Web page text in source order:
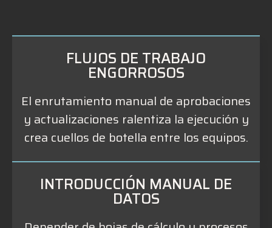
FLUJOS DE TRABAJO
ENGORROSOS
El enrutamiento manual de aprobaciones
y actualizaciones ralentiza la ejecución y
crea cuellos de botella entre los equipos.
INTRODUCCIÓN MANUAL DE
DATOS